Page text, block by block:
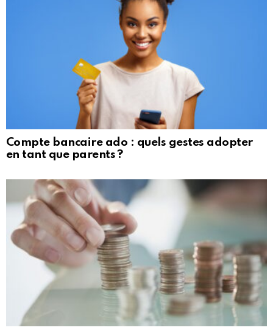
Compte bancaire ado : quels gestes adopter
en tant que parents ?